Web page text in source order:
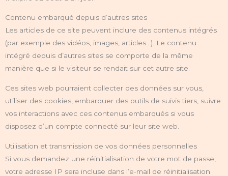
Contenu embarqué depuis d’autres sites
Les articles de ce site peuvent inclure des contenus intégrés
(par exemple des vidéos, images, articles…). Le contenu
intégré depuis d’autres sites se comporte de la même
manière que si le visiteur se rendait sur cet autre site.
Ces sites web pourraient collecter des données sur vous,
utiliser des cookies, embarquer des outils de suivis tiers, suivre
vos interactions avec ces contenus embarqués si vous
disposez d’un compte connecté sur leur site web.
Utilisation et transmission de vos données personnelles
Si vous demandez une réinitialisation de votre mot de passe,
votre adresse IP sera incluse dans l’e-mail de réinitialisation.